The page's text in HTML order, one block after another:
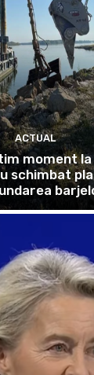
ACTUAL
moment
schimbat